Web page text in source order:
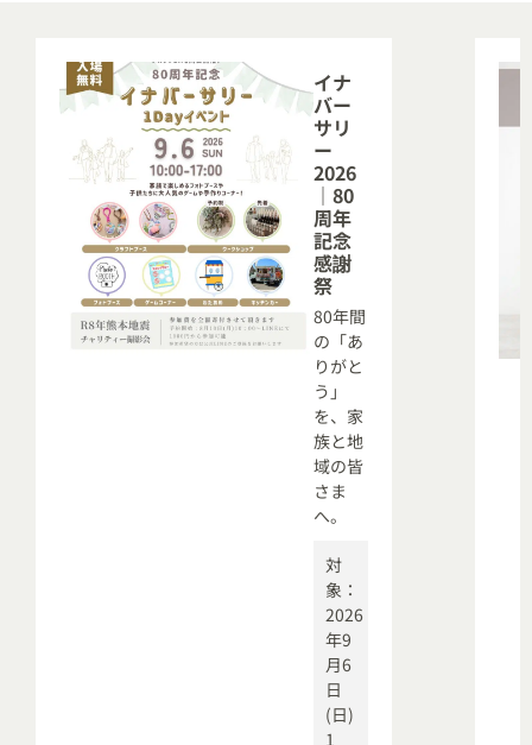
イナ
バー
サリ
ー
2026
｜80
周年
記念
感謝
祭
80年間
の「あ
りがと
う」
を、家
族と地
域の皆
さま
へ。
対
象：
2026
年9
月6
日
(日)
1